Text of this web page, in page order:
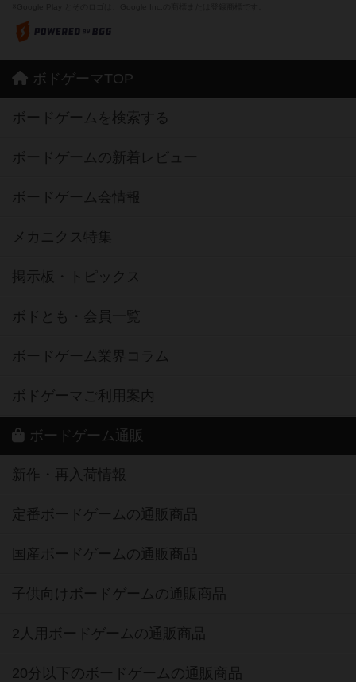
ボドゲーマTOP
ボードゲームを検索する
ボードゲームの新着レビュー
ボードゲーム会情報
メカニクス特集
掲示板・トピックス
ボドとも・会員一覧
ボードゲーム業界コラム
ボドゲーマご利用案内
ボードゲーム通販
新作・再入荷情報
定番ボードゲームの通販商品
国産ボードゲームの通販商品
子供向けボードゲームの通販商品
2人用ボードゲームの通販商品
20分以下のボードゲームの通販商品